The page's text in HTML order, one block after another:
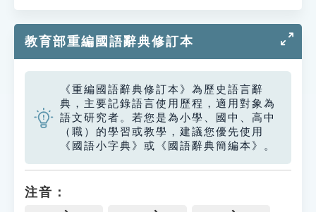
教育部重編國語辭典修訂本
《重編國語辭典修訂本》為歷史語言辭
典，主要記錄語言使用歷程，適用對象為
語文研究者。若您是為小學、國中、高中
（職）的學習或教學，建議您優先使用
《國語小字典》或《國語辭典簡編本》。
注音：